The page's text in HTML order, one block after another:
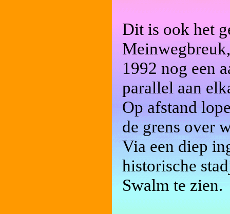
Dit is ook het
1992 nog een
parallel aan
Op afstand
de grens over
Via een diep
historische
Swalm te zien.